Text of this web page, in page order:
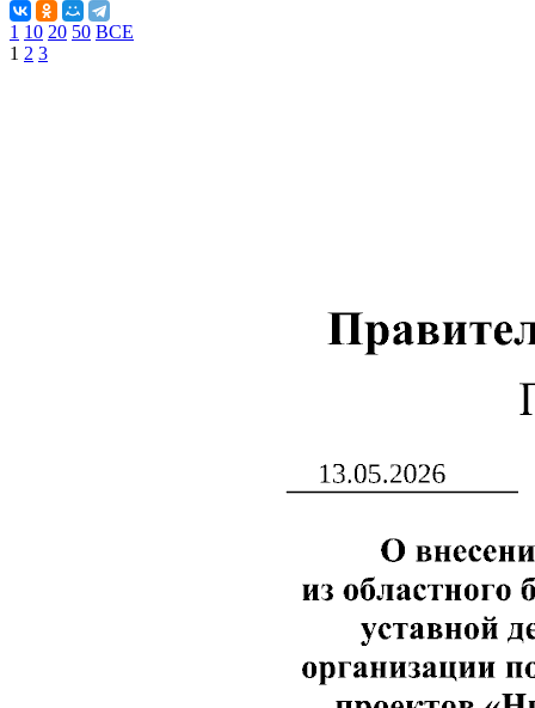
1 10 20 50 ВСЕ
1 2 3